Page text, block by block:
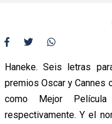
Haneke. Seis letras
premios Oscar y Cannes
como Mejor
respectivamente. Y el